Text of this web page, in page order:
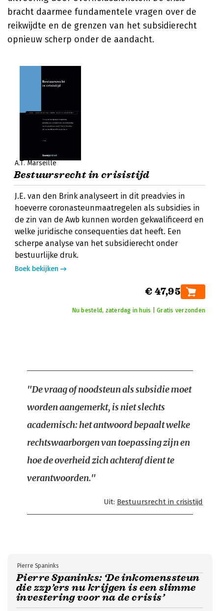
bracht daarmee fundamentele vragen over de
reikwijdte en de grenzen van het subsidierecht
opnieuw scherp onder de aandacht.
A.T. Marseille
Bestuursrecht in crisistijd
J.E. van den Brink analyseert in dit preadvies in
hoeverre coronasteunmaatregelen als subsidies in
de zin van de Awb kunnen worden gekwalificeerd en
welke juridische consequenties dat heeft. Een
scherpe analyse van het subsidierecht onder
bestuurlijke druk.
Boek bekijken
€ 47,95
Nu besteld, zaterdag in huis | Gratis verzonden
"De vraag of noodsteun als subsidie moet
worden aangemerkt, is niet slechts
academisch: het antwoord bepaalt welke
rechtswaarborgen van toepassing zijn en
hoe de overheid zich achteraf dient te
verantwoorden."
Uit: Bestuursrecht in crisistijd
Pierre Spaninks: ‘De inkomenssteun
die zzp’ers nu krijgen is een slimme
investering voor na de crisis’
Pierre Spaninks